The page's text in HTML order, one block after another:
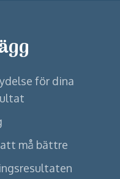
för dina
må bättre